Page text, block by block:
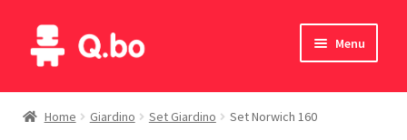
Vai
alla
Vai
al
Menu
Home
Home Giardino Set Giardino Set Norwich 160